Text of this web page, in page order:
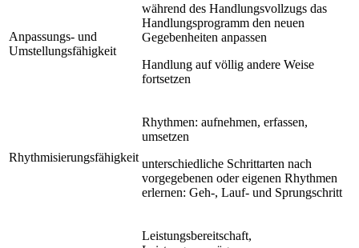
Anpassungs- und
Umstellungsfähigkeit
während des Handlungsvollzugs das
Handlungsprogramm den neuen
Gegebenheiten anpassen
Handlung auf völlig andere Weise
fortsetzen
Rhythmisierungsfähigkeit
Rhythmen: aufnehmen, erfassen,
umsetzen
unterschiedliche Schrittarten nach
vorgegebenen oder eigenen Rhythmen
erlernen: Geh-, Lauf- und Sprungschritt
Leistungsbereitschaft,